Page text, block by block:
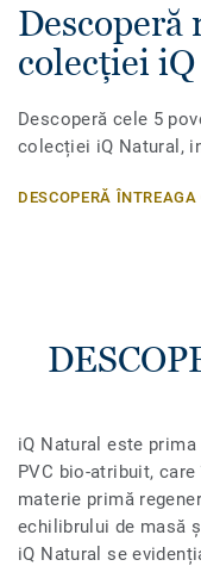
Descoperă
colecției
Descoperă cele 5
colecției iQ Natural,
DESCOPERĂ
iQ Natural este
PVC bio-atribuit,
materie primă
echilibrului de masă
iQ Natural se